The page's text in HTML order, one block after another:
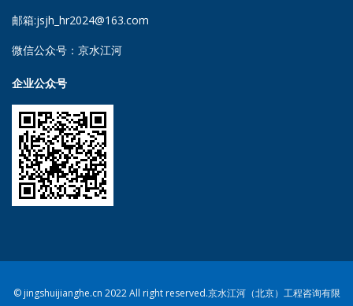
邮箱:jsjh_hr2024@163.com
微信公众号：京水江河
企业公众号
© jingshuijianghe.cn 2022 All right reserved.京水江河（北京）工程咨询有限